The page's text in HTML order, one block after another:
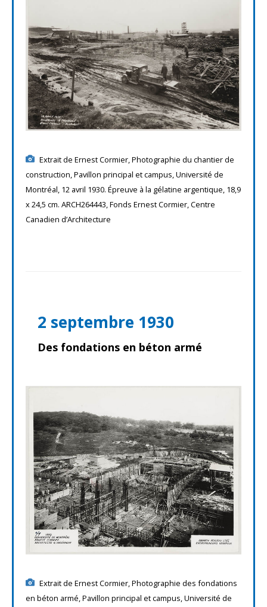
Extrait de Ernest Cormier, Photographie du chantier de
construction, Pavillon principal et campus, Université de
Montréal, 12 avril 1930. Épreuve à la gélatine argentique, 18,9
x 24,5 cm. ARCH264443, Fonds Ernest Cormier, Centre
Canadien d’Architecture
2 septembre 1930
Des fondations en béton armé
Extrait de Ernest Cormier, Photographie des fondations
en béton armé, Pavillon principal et campus, Université de